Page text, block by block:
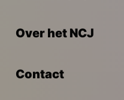
Over het NCJ
Contact